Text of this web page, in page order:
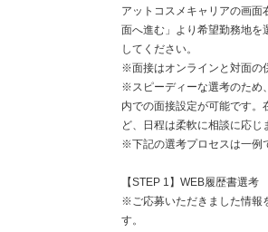
アットコスメキャリアの画面
面へ進む」より希望勤務地を
してください。
※面接はオンラインと対面の
※スピーディーな選考のため
内での面接設定が可能です。
ど、日程は柔軟に相談に応じ
※下記の選考プロセスは一例
【STEP 1】WEB履歴書選考
※ご応募いただきました情報
す。